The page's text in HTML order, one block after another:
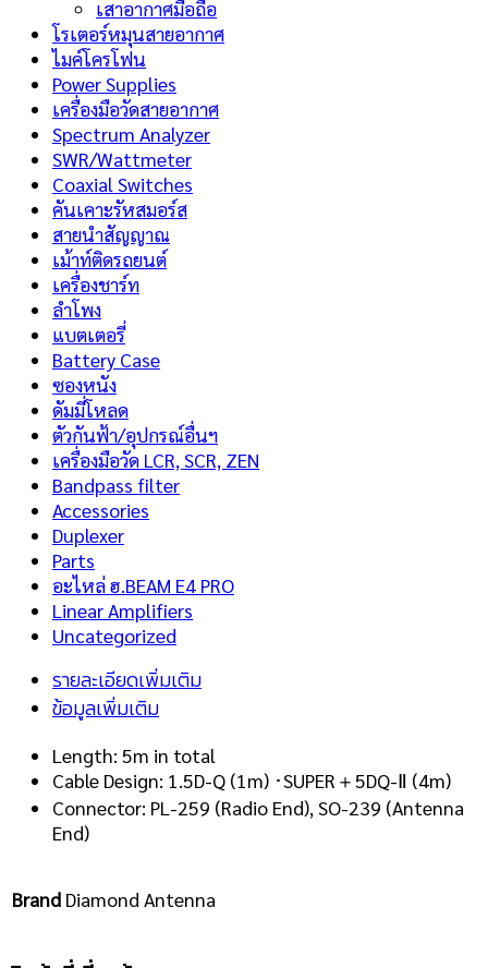
เสาอากาศมือถือ
โรเตอร์หมุนสายอากาศ
ไมค์โครโฟน
Power Supplies
เครื่องมือวัดสายอากาศ
Spectrum Analyzer
SWR/Wattmeter
Coaxial Switches
คันเคาะรัหสมอร์ส
สายนำสัญญาณ
เม้าท์ติดรถยนต์
เครื่องชาร์ท
ลำโพง
แบตเตอรี่
Battery Case
ซองหนัง
ดัมมี่โหลด
ตัวกันฟ้า/อุปกรณ์อื่นฯ
เครื่องมือวัด LCR, SCR, ZEN
Bandpass filter
Accessories
Duplexer
Parts
อะไหล่ ฮ.BEAM E4 PRO
Linear Amplifiers
Uncategorized
รายละเอียดเพิ่มเติม
ข้อมูลเพิ่มเติม
Length: 5m in total
Cable Design: 1.5D-Q (1m) ･SUPER＋5DQ-Ⅱ (4m)
Connector: PL-259 (Radio End), SO-239 (Antenna
End)
Brand Diamond Antenna